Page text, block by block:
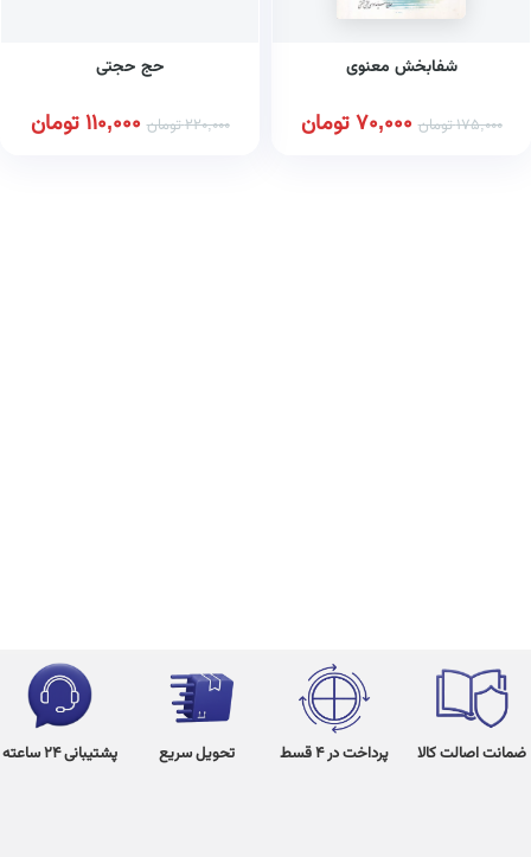
شفابخش معنوی
175,000تومان 70,000تومان
حج حجتی
220,000تومان 110,000تومان
ضمانت اصالت کالا پرداخت در 4 قسط تحویل سریع پشتیبانی 24 ساعته